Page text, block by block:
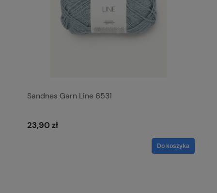
Sandnes Garn Line 6531
23,90 zł
Do koszyka